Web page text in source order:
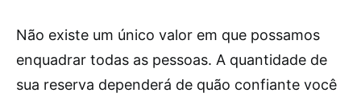
Não existe um único valor em que possamos
enquadrar todas as pessoas. A quantidade de
sua reserva dependerá de quão confiante você